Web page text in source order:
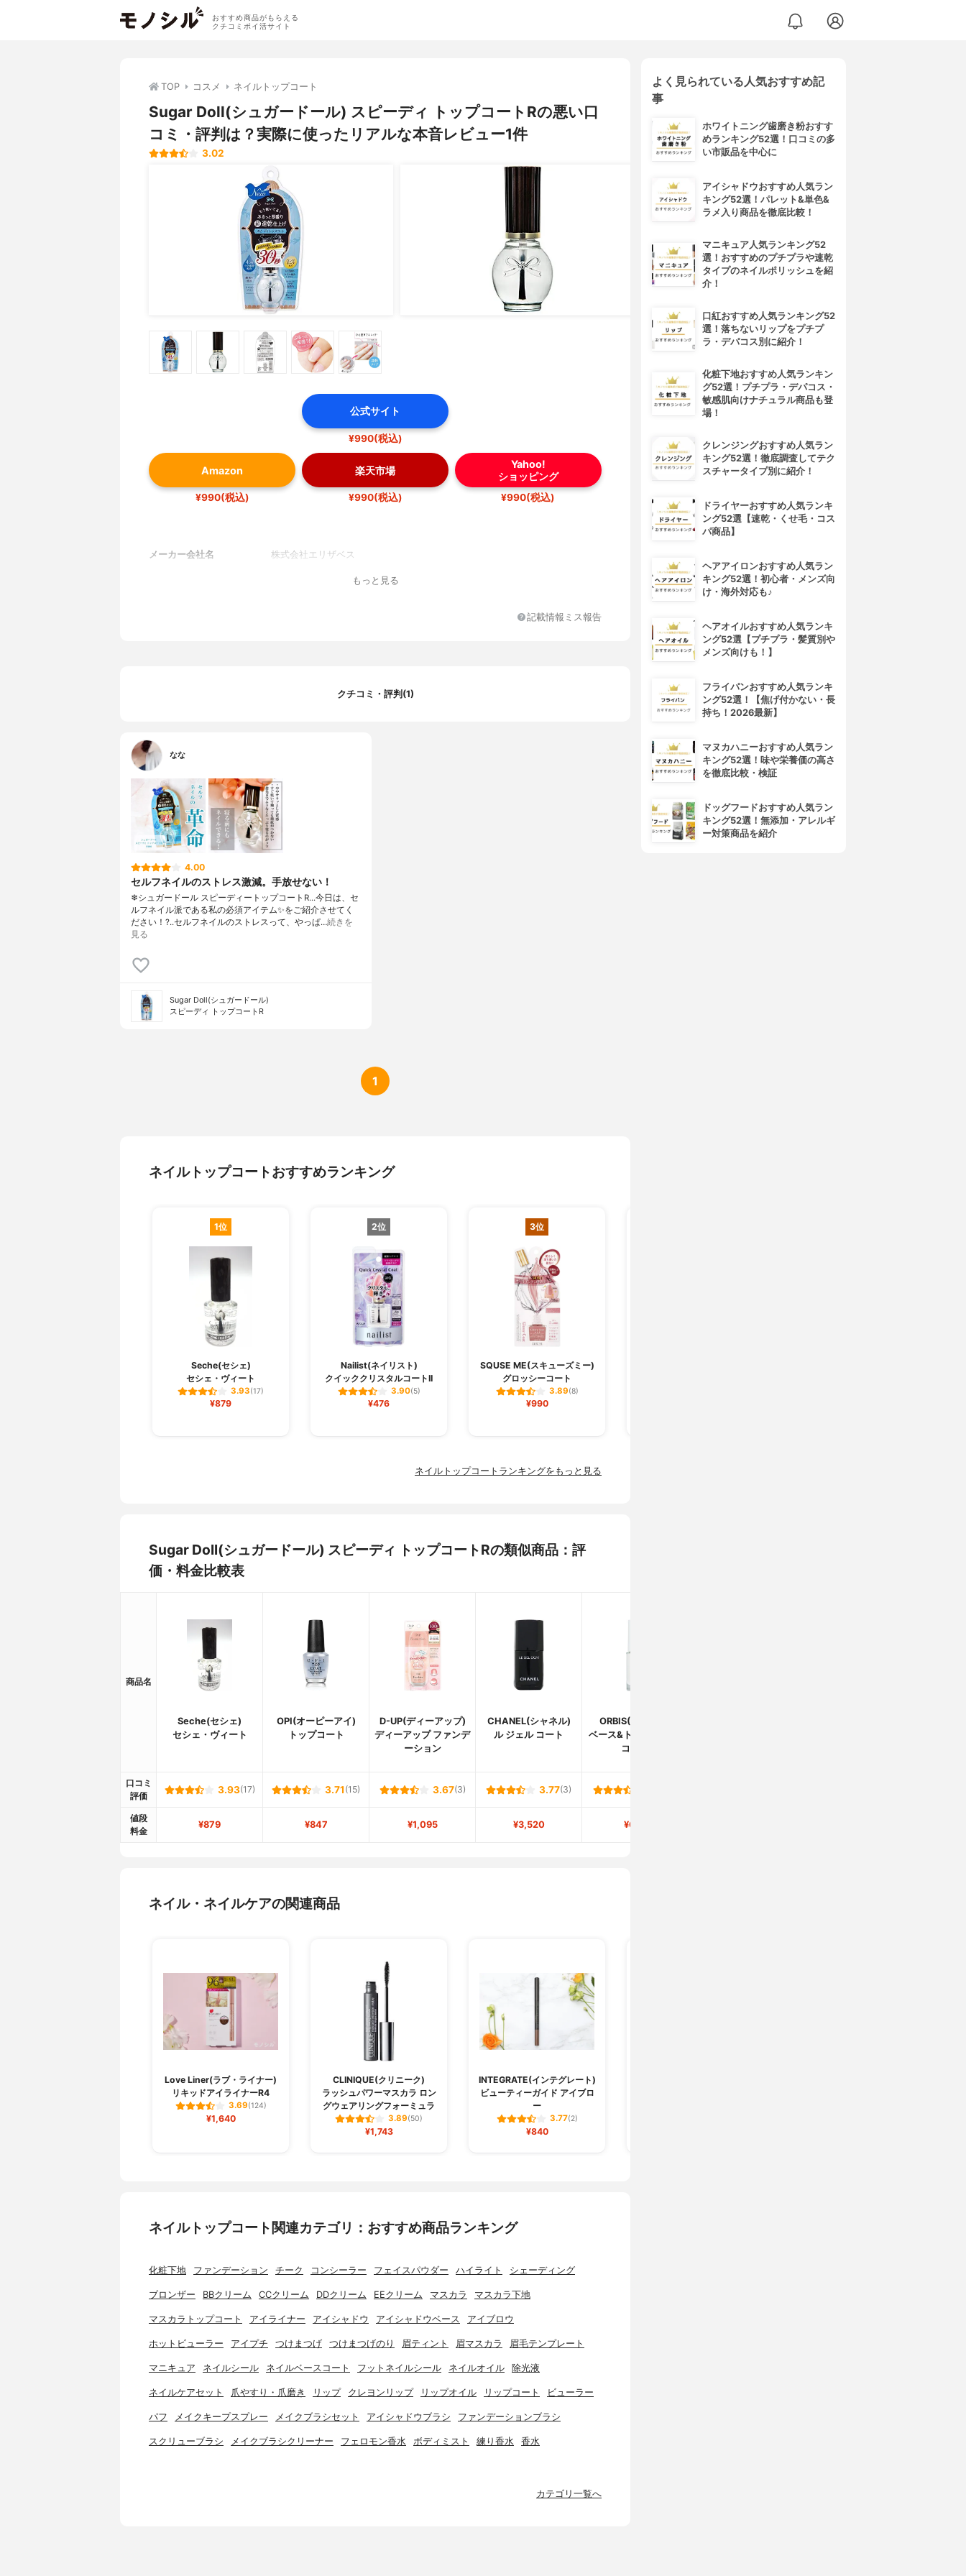
おすすめ商品がもらえる
クチコミポイ活サイト
TOP コスメ ネイルトップコート
Sugar Doll(シュガードール) スピーディ トップコートRの悪い口
コミ・評判は？実際に使ったリアルな本音レビュー1件
3.02
公式サイト
¥990(税込)
Amazon
¥990(税込)
楽天市場
¥990(税込)
Yahoo!
ショッピング
¥990(税込)
メーカー会社名 株式会社エリザベス
もっと見る
記載情報ミス報告
クチコミ・評判(1)
なな
4.00
セルフネイルのストレス激減。手放せない！
❄シュガードール スピーディートップコートR...今日は、セ
ルフネイル派である私の必須アイテム✨をご紹介させてく
ださい！?..セルフネイルのストレスって、やっぱ…続きを
見る
Sugar Doll(シュガードール)
スピーディ トップコートR
1
ネイルトップコートおすすめランキング
1位
Seche(セシェ)
セシェ・ヴィート
3.93(17)
¥879
2位
Nailist(ネイリスト)
クイッククリスタルコートII
3.90(5)
¥476
3位
SQUSE ME(スキューズミー)
グロッシーコート
3.89(8)
¥990
ネイルトップコートランキングをもっと見る
Sugar Doll(シュガードール) スピーディ トップコートRの類似商品：評
価・料金比較表
商品名
Seche(セシェ)
セシェ・ヴィート
OPI(オーピーアイ)
トップコート
D-UP(ディーアップ)
ディーアップ ファンデ
ーション
CHANEL(シャネル)
ル ジェル コート
ORBIS(オルビス)
ベース&トップ グロス
コート
口コミ
評価
3.93(17) 3.71 (15) 3.67(3) 3.77(3)
値段
料金
¥879 ¥847 ¥1,095 ¥3,520 ¥660
ネイル・ネイルケアの関連商品
Love Liner(ラブ・ライナー)
リキッドアイライナーR4
3.69(124)
¥1,640
CLINIQUE(クリニーク)
ラッシュパワーマスカラ ロン
グウェアリングフォーミュラ
3.89(50)
¥1,743
INTEGRATE(インテグレート)
ビューティーガイド アイブロ
ー
3.77(2)
¥840
ネイルトップコート関連カテゴリ：おすすめ商品ランキング
化粧下地 ファンデーション チーク コンシーラー フェイスパウダー ハイライト シェーディング
ブロンザー BBクリーム CCクリーム DDクリーム EEクリーム マスカラ マスカラ下地
マスカラトップコート アイライナー アイシャドウ アイシャドウベース アイブロウ
ホットビューラー アイプチ つけまつげ つけまつげのり 眉ティント 眉マスカラ 眉毛テンプレート
マニキュア ネイルシール ネイルベースコート フットネイルシール ネイルオイル 除光液
ネイルケアセット 爪やすり・爪磨き リップ クレヨンリップ リップオイル リップコート ビューラー
パフ メイクキープスプレー メイクブラシセット アイシャドウブラシ ファンデーションブラシ
スクリューブラシ メイクブラシクリーナー フェロモン香水 ボディミスト 練り香水 香水
カテゴリ一覧へ
よく見られている人気おすすめ記
事
ホワイトニング歯磨き粉おすす
めランキング52選！口コミの多
い市販品を中心に
アイシャドウおすすめ人気ラン
キング52選！パレット&単色&
ラメ入り商品を徹底比較！
マニキュア人気ランキング52
選！おすすめのプチプラや速乾
タイプのネイルポリッシュを紹
介！
口紅おすすめ人気ランキング52
選！落ちないリップをプチプ
ラ・デパコス別に紹介！
化粧下地おすすめ人気ランキン
グ52選！プチプラ・デパコス・
敏感肌向けナチュラル商品も登
場！
クレンジングおすすめ人気ラン
キング52選！徹底調査してテク
スチャータイプ別に紹介！
ドライヤーおすすめ人気ランキ
ング52選【速乾・くせ毛・コス
パ商品】
ヘアアイロンおすすめ人気ラン
キング52選！初心者・メンズ向
け・海外対応も♪
ヘアオイルおすすめ人気ランキ
ング52選【プチプラ・髪質別や
メンズ向けも！】
フライパンおすすめ人気ランキ
ング52選！【焦げ付かない・長
持ち！2026最新】
マヌカハニーおすすめ人気ラン
キング52選！味や栄養価の高さ
を徹底比較・検証
ドッグフードおすすめ人気ラン
キング52選！無添加・アレルギ
ー対策商品を紹介